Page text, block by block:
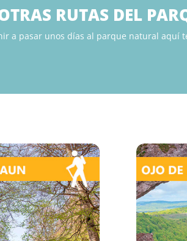
RUTAS DEL
a pasar unos días al parque natural aquí